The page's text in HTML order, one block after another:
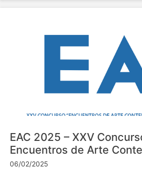
EAC 2025 – XXV
Encuentros de Arte
06/02/2025